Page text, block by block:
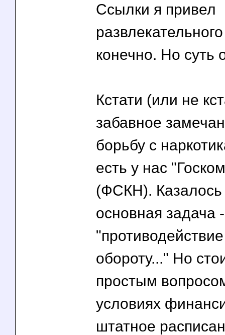
Ссылки я привел
конечно. Но суть
Кстати (или не
забавное
борьбу с
есть у нас
(ФСКН).
основная задача -
обороту..." Но
простым
условиях
штатное